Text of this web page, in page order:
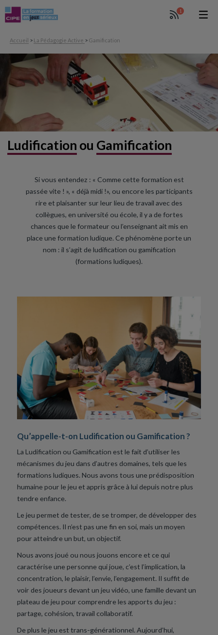
1
Accueil > La Pédagogie Active > Gamification
Ludification ou Gamification
Si vous entendez : « Comme cette formation est
passée vite ! », « déjà midi !», ou encore les participants
rire et plaisanter sur leur lieu de travail avec des
collègues, en université ou école, il y a de fortes
chances que le formateur ou l’enseignant ait mis en
place une formation ludique. Ce phénomène porte un
nom : il s’agit de ludification ou gamification
(formations ludiques).
Qu’appelle-t-on Ludification ou Gamification ?
La Ludification ou Gamification est le fait d’utiliser les
mécanismes du jeu dans d’autres domaines, tels que les
formations ludiques. Nous avons tous une prédisposition
humaine pour le jeu et appris grâce à lui depuis notre plus
tendre enfance.
Le jeu permet de tester, de se tromper, de développer des
compétences. Il n’est pas une fin en soi, mais un moyen
pour atteindre un but, un objectif.
Nous avons joué ou nous jouons encore et ce qui
caractérise une personne qui joue, c’est l’implication, la
concentration, le plaisir, l’envie, l’engagement. Il suffit de
voir des joueurs devant un jeu vidéo, une famille devant un
plateau de jeu pour comprendre les apports du jeu :
partage, cohésion, travail collaboratif.
De plus le jeu est trans-générationnel. Aujourd’hui,